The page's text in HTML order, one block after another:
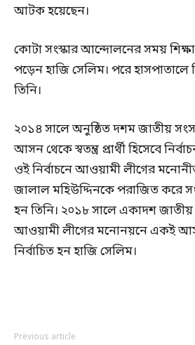
আটক হয়েছেন।
কোটা সংস্কার আন্দোলনের সময়
পড়েন হাজি সেলিম। পরে
তিনি।
২০১৪ সালে অনুষ্ঠিত দশম জাতীয়
আসন থেকে স্বতন্ত্র প্রার্থী হিসেবে
ওই নির্বাচনে আওয়ামী লীগের
জালাল মহিউদ্দিনকে পরাজিত করে
হন তিনি। ২০১৮ সালে একাদশ জাতীয়
আওয়ামী লীগের মনোনয়নে একই
নির্বাচিত হন হাজি সেলিম।
Previous article